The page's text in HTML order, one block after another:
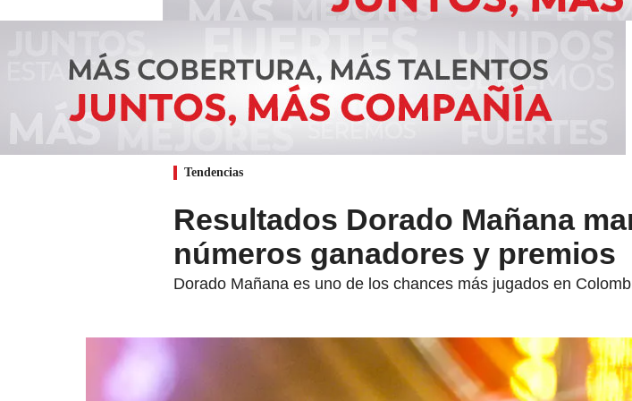
Tendencias
Resultados Dorado Mañana
números ganadores y premios
Dorado Mañana es uno de los chances más jugados en